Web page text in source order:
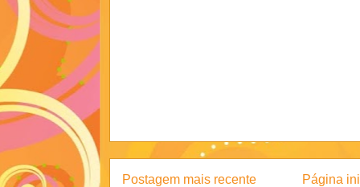
Postagem mais recente Página